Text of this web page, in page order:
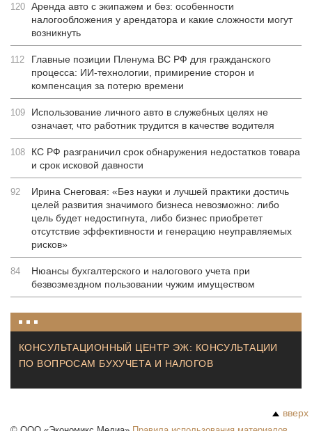
120 Аренда авто с экипажем и без: особенности
налогообложения у арендатора и какие сложности могут
возникнуть
112
Главные позиции Пленума ВС РФ для гражданского
процесса: ИИ-технологии, примирение сторон и
компенсация за потерю времени
109
Использование личного авто в служебных целях не
означает, что работник трудится в качестве водителя
108
КС РФ разграничил срок обнаружения недостатков товара
и срок исковой давности
92
Ирина Снеговая: «Без науки и лучшей практики достичь
целей развития значимого бизнеса невозможно: либо
цель будет недостигнута, либо бизнес приобретет
отсутствие эффективности и генерацию неуправляемых
рисков»
84
Нюансы бухгалтерского и налогового учета при
безвозмездном пользовании чужим имуществом
КОНСУЛЬТАЦИОННЫЙ ЦЕНТР ЭЖ: КОНСУЛЬТАЦИИ
ПО ВОПРОСАМ БУХУЧЕТА И НАЛОГОВ
вверх